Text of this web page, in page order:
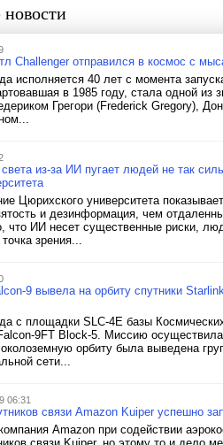
Challenger отправился в космос с
исполняется 40 лет с момента
в 1985 году, стала одной из
Грегори (Frederick Gregory),
из-за ИИ пугает людей не так
Цюрихского университета
и дезинформация, чем
что ИИ несет существенные риски,
зрения...
9 вывела на орбиту спутники
с площадки SLC-4E базы
9FT Block-5. Миссию
орбиту была выведена
сети...
06:31
связи Amazon Kuiper успешно
Amazon при содействии